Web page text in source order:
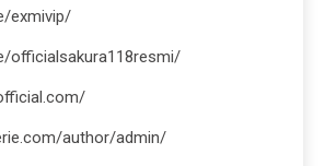
exmivip/
officialsakura118resmi/
author/admin/